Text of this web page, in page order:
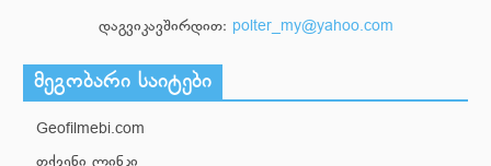
დაგვიკავშირდით: polter_my@yahoo.com
მეგობარი საიტები
Geofilmebi.com